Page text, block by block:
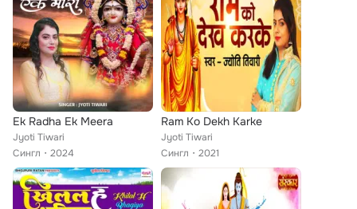
Ek Radha Ek Meera
Jyoti Tiwari
Сингл
2024
Ram Ko Dekh Karke
Jyoti Tiwari
Сингл
2021